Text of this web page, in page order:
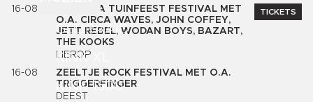
GEDRAAID
KINK XL
KINK 1500
16-08
NIRWANA TUINFEEST FESTIVAL MET
O.A. CIRCA WAVES, JOHN COFFEY,
JETT REBEL, WODAN BOYS, BAZART,
THE KOOKS
LIEROP
TICKETS
16-08
ZEELTJE ROCK FESTIVAL MET O.A.
TRIGGERFINGER
DEEST